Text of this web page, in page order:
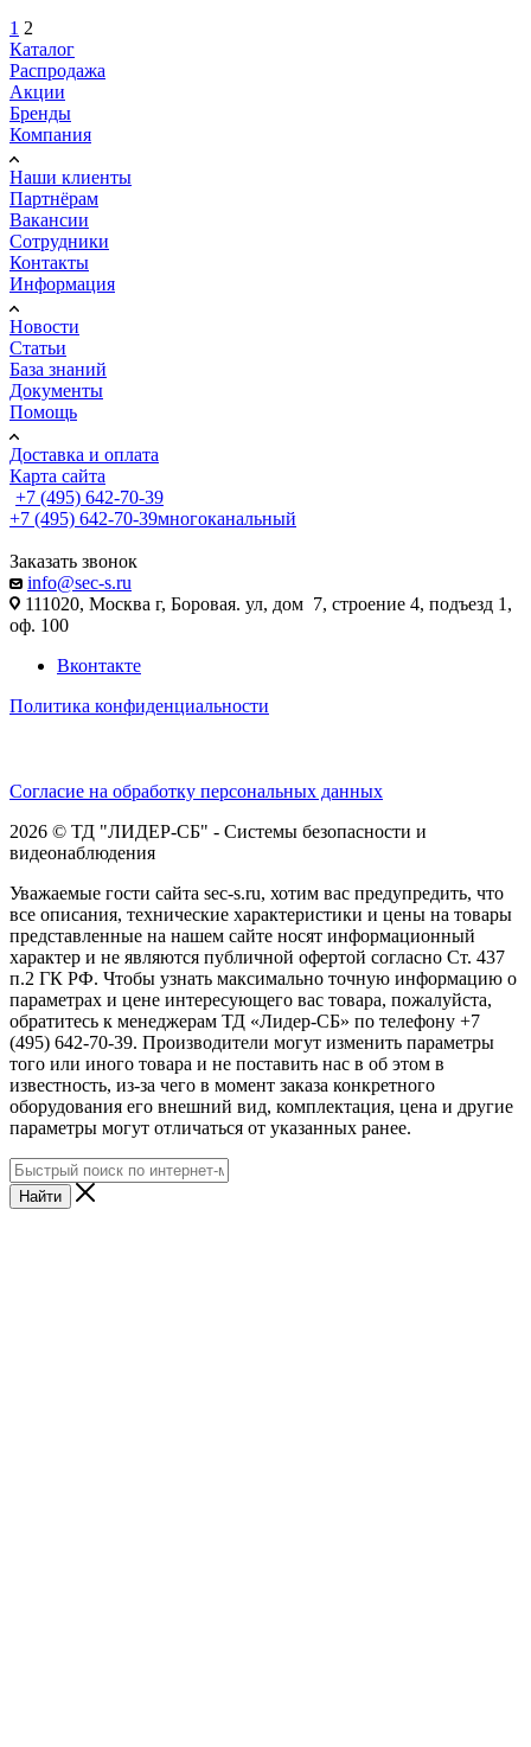
1 2
Каталог
Распродажа
Акции
Бренды
Компания
Наши клиенты
Партнёрам
Вакансии
Сотрудники
Контакты
Информация
Новости
Статьи
База знаний
Документы
Помощь
Доставка и оплата
Карта сайта
+7 (495) 642-70-39
+7 (495) 642-70-39многоканальный
Заказать звонок
info@sec-s.ru
111020, Москва г, Боровая. ул, дом 7, строение 4, подъезд 1,
оф. 100
Вконтакте
Политика конфиденциальности
Согласие на обработку персональных данных
2026 © ТД "ЛИДЕР-СБ" - Системы безопасности и
видеонаблюдения
Уважаемые гости сайта sec-s.ru, хотим вас предупредить, что
все описания, технические характеристики и цены на товары
представленные на нашем сайте носят информационный
характер и не являются публичной офертой согласно Ст. 437
п.2 ГК РФ. Чтобы узнать максимально точную информацию о
параметрах и цене интересующего вас товара, пожалуйста,
обратитесь к менеджерам ТД «Лидер-СБ» по телефону +7
(495) 642-70-39. Производители могут изменить параметры
того или иного товара и не поставить нас в об этом в
известность, из-за чего в момент заказа конкретного
оборудования его внешний вид, комплектация, цена и другие
параметры могут отличаться от указанных ранее.
Найти